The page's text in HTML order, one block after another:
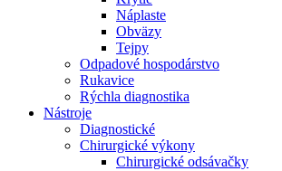
Náplaste
Obväzy
Tejpy
Odpadové hospodárstvo
Rukavice
Rýchla diagnostika
Nástroje
Diagnostické
Chirurgické výkony
Chirurgické odsávačky